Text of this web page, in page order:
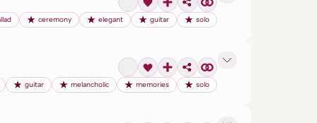
ceremony elegant guitar solo
guitar melancholic memories solo